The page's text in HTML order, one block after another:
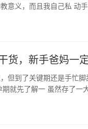
意义，而且我自己私 动
货，新手爸妈一
但到了关键期还是手忙
就先了解一 虽然存了一